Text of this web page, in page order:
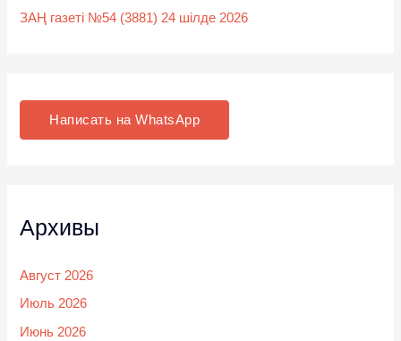
ЗАҢ газеті №54 (3881) 24 шілде 2026
Написать на WhatsApp
Архивы
Август 2026
Июль 2026
Июнь 2026